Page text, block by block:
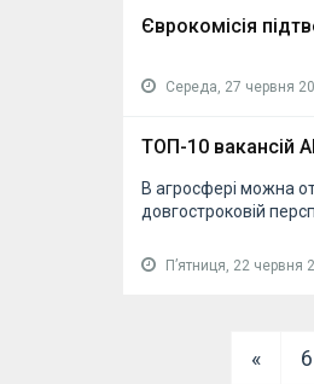
Єврокомісія
Середа, 27 червня
ТОП-10 вакансій
В агросфері можна
довгостроковій
Пʼятниця, 22 червня
« 6